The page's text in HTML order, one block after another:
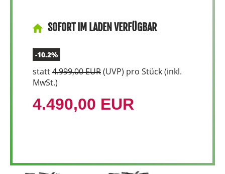
SOFORT IM LADEN VERFÜGBAR
-10.2%
statt4.999,00 EUR(UVP) pro Stück (inkl.
MwSt.)
4.490,00 EUR